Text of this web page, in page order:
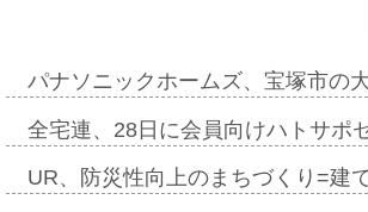
パナソニックホームズ、宝塚市の
全宅連、28日に会員向けハトサポ
UR、防災性向上のまちづくり=建